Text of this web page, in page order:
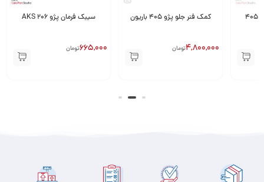
لنت ترمز چرخ جلو پژو ۴۰۵ کمک فنر جلو پژو 405 باریون
4,800,000تومان
سیبک فرمان پژو 206 AKS
665,000تومان